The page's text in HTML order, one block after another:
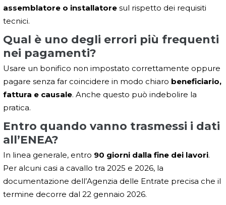
assemblatore o installatore sul rispetto dei requisiti
tecnici.
Qual è uno degli errori più frequenti
nei pagamenti?
Usare un bonifico non impostato correttamente oppure
pagare senza far coincidere in modo chiaro beneficiario,
fattura e causale. Anche questo può indebolire la
pratica.
Entro quando vanno trasmessi i dati
all’ENEA?
In linea generale, entro 90 giorni dalla fine dei lavori.
Per alcuni casi a cavallo tra 2025 e 2026, la
documentazione dell’Agenzia delle Entrate precisa che il
termine decorre dal 22 gennaio 2026.